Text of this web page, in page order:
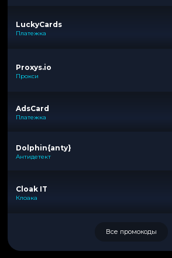
LuckyCards
Платежка
Proxys.io
Прокси
AdsCard
Платежка
Dolphin{anty}
Антидетект
Cloak IT
Клоака
Все промокоды